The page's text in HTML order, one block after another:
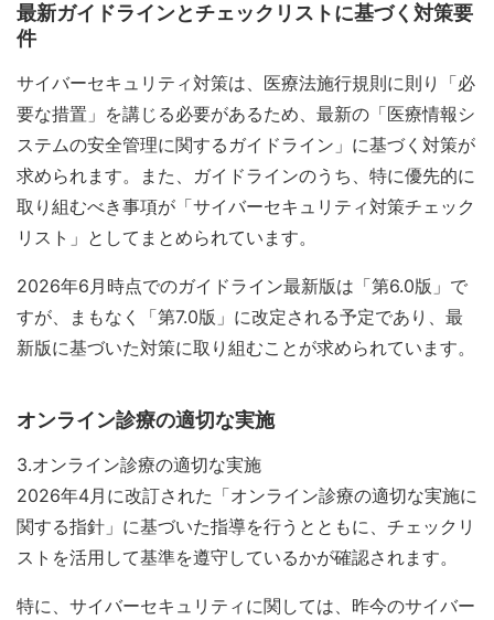
最新ガイドラインとチェックリストに基づく対策要
件
サイバーセキュリティ対策は、医療法施行規則に則り「必
要な措置」を講じる必要があるため、最新の「医療情報シ
ステムの安全管理に関するガイドライン」に基づく対策が
求められます。また、ガイドラインのうち、特に優先的に
取り組むべき事項が「サイバーセキュリティ対策チェック
リスト」としてまとめられています。
2026年6月時点でのガイドライン最新版は「第6.0版」で
すが、まもなく「第7.0版」に改定される予定であり、最
新版に基づいた対策に取り組むことが求められています。
オンライン診療の適切な実施
3.オンライン診療の適切な実施
2026年4月に改訂された「オンライン診療の適切な実施に
関する指針」に基づいた指導を行うとともに、チェックリ
ストを活用して基準を遵守しているかが確認されます。
特に、サイバーセキュリティに関しては、昨今のサイバー